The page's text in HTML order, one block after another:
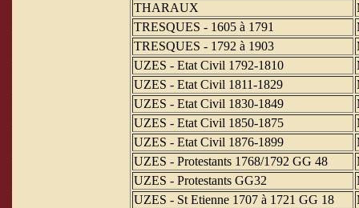
THARAUX
TRESQUES - 1605 à 1791
TRESQUES - 1792 à 1903
UZES - Etat Civil 1792-1810
UZES - Etat Civil 1811-1829
UZES - Etat Civil 1830-1849
UZES - Etat Civil 1850-1875
UZES - Etat Civil 1876-1899
UZES - Protestants 1768/1792 GG 48
UZES - Protestants GG32
UZES - St Etienne 1707 à 1721 GG 18